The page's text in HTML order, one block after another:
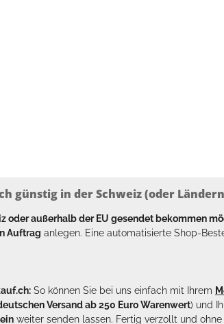
günstig in der Schweiz (oder
oder außerhalb der EU gesendet bekommen
Auftrag anlegen. Eine automatisierte Shop-
So können Sie bei uns einfach mit Ihrem
Versand ab 250 Euro Warenwert) und
weiter senden lassen. Fertig verzollt und